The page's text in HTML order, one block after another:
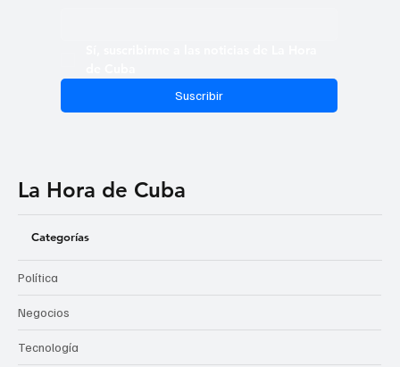
Suscribir
La Hora de Cuba
Categorías
Política
Negocios
Tecnología